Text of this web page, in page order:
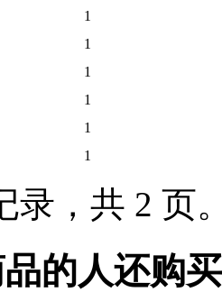
1
1
1
1
1
1
录，共 2 页
的人还购